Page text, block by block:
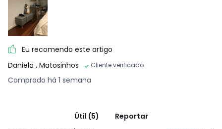
Eu recomendo este artigo
Daniela , Matosinhos Cliente verificado
Comprado há 1 semana
Útil (5)
Reportar